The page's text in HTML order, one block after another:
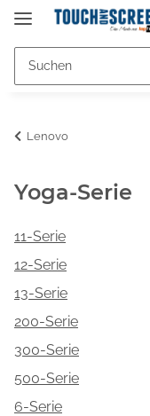
Lenovo
Yoga-Serie
11-Serie
12-Serie
13-Serie
200-Serie
300-Serie
500-Serie
6-Serie